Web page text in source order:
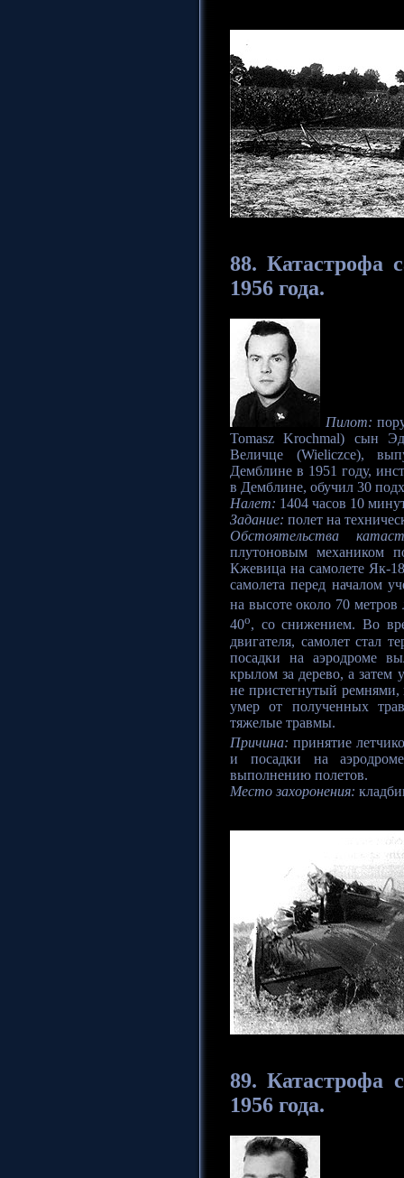
88. Катастрофа
1956 года.
Пилот:
Tomasz Krochmal) сын
Величце (Wieliczce),
Демблине в 1951 году,
в Демблине, обучил 30
Налет: 1404 часов 10
Задание: полет на
Обстоятельства
плутоновым механиком
Кжевица на самолете Як-
самолета перед началом
на высоте около 70
40o, со снижением. Во
двигателя, самолет стал
посадки на аэродроме
крылом за дерево, а затем
не пристегнутый ремнями,
умер от полученных
тяжелые травмы.
Причина: принятие
и посадки на
выполнению полетов.
Место захоронения:
89. Катастрофа
1956 года.